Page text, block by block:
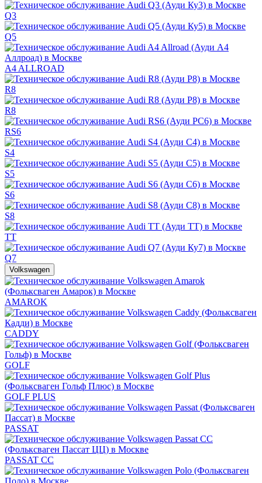
Q3
Q5
A4 ALLROAD
R8
R8
RS6
S4
S5
S6
S8
TT
Q7
Volkswagen
AMAROK
CADDY
GOLF
GOLF PLUS
PASSAT
PASSAT CC